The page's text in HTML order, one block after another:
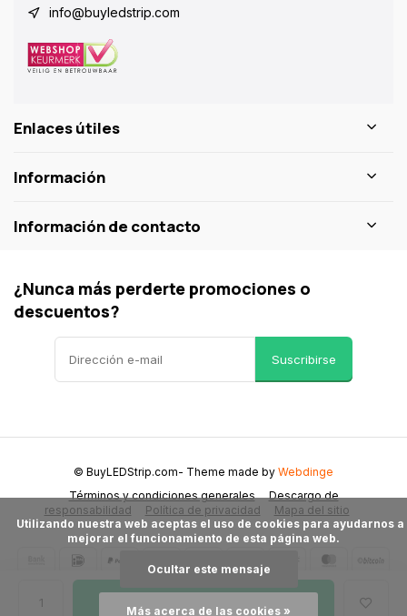
info@buyledstrip.com
Enlaces útiles
Información
Información de contacto
¿Nunca más perderte promociones o
descuentos?
Suscribirse
Términos y condiciones generales
Descargo de
responsabilidad
Política de privacidad Mapa del sitio
© BuyLEDStrip.com- Theme made by Webdinge
mejorar el funcionamiento de esta página web.
Ocultar este mensaje
Más acerca de las cookies »